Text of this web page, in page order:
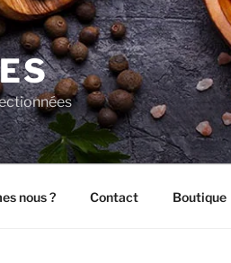
nous ? Contact Boutique